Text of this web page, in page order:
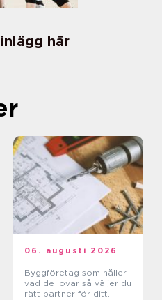
här
06. augusti 2026
Byggföretag som håller
vad de lovar så väljer du
rätt partner för ditt